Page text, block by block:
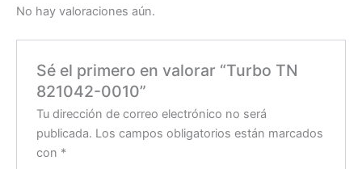
No hay valoraciones aún.
Sé el primero en valorar “Turbo TN
821042-0010”
Tu dirección de correo electrónico no será
publicada. Los campos obligatorios están marcados
con *